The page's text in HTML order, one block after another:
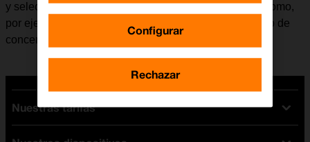
y seleccionar diferentes ajustes para estas pantallas como,
por ejemplo, la imagen de fondo, los widgets y el modo de
concentración.
Nuestras tarifas
Configurar
Rechazar